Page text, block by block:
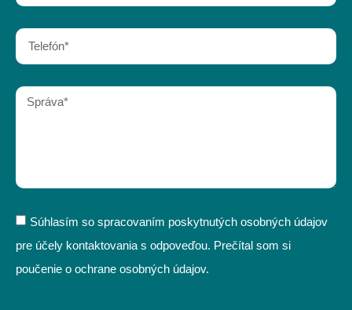
Súhlasím so spracovaním poskytnutých osobných údajov
pre účely kontaktovania s odpoveďou. Prečítal som si
poučenie o ochrane osobných údajov.